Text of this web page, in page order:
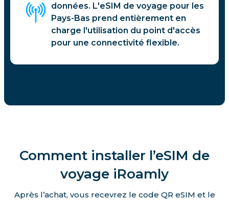
données. L'eSIM de voyage pour les
Pays-Bas prend entièrement en
charge l'utilisation du point d'accès
pour une connectivité flexible.
Comment installer l’eSIM de
voyage iRoamly
Après l’achat, vous recevrez le code QR eSIM et le